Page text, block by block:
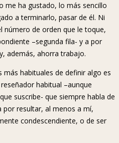
me ha gustado, lo más sencillo
a terminarlo, pasar de él. Ni
número de orden que le toque,
–segunda fila- y a por
además, ahorra trabajo.
habituales de definir algo es
habitual –aunque
suscribe- que siempre habla de
por resultar, al menos a mí,
condescendiente, o de ser